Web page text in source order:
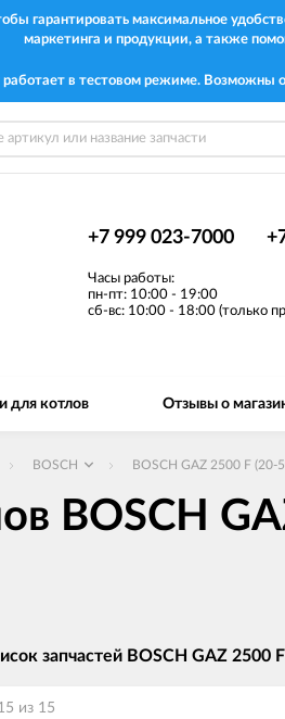
гарантировать максимальное
маркетинга и продукции, а также
в тестовом режиме. Возможны
+7 999 023-7000
Часы работы:
пн-пт: 10:00 - 19:00
сб-вс: 10:00 - 18:00 (только
для котлов Отзывы о
BOSCH BOSCH GAZ 2500 F (20-
BOSCH
запчастей BOSCH GAZ 2500
из 15